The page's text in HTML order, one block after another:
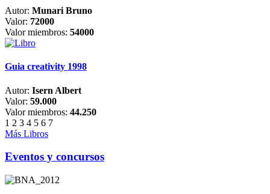
Autor: Munari Bruno
Valor: 72000
Valor miembros: 54000
Guia creativity 1998
Autor: Isern Albert
Valor: 59.000
Valor miembros: 44.250
1 2 3 4 5 6 7
Más Libros
Eventos y concursos